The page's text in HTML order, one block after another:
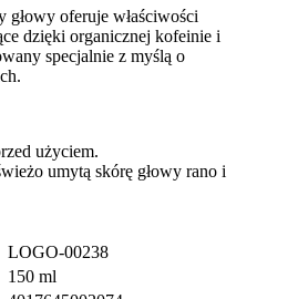
oferuje właściwości
dzięki organicznej kofeinie i
specjalnie z myślą o
użyciem.
umytą skórę głowy rano i
LOGO-00238
150 ml